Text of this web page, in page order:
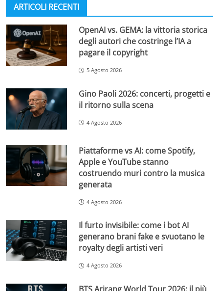
ARTICOLI RECENTI
OpenAI vs. GEMA: la vittoria storica
degli autori che costringe l’IA a
pagare il copyright
5 Agosto 2026
Gino Paoli 2026: concerti, progetti e
il ritorno sulla scena
4 Agosto 2026
Piattaforme vs AI: come Spotify,
Apple e YouTube stanno
costruendo muri contro la musica
generata
4 Agosto 2026
Il furto invisibile: come i bot AI
generano brani fake e svuotano le
royalty degli artisti veri
4 Agosto 2026